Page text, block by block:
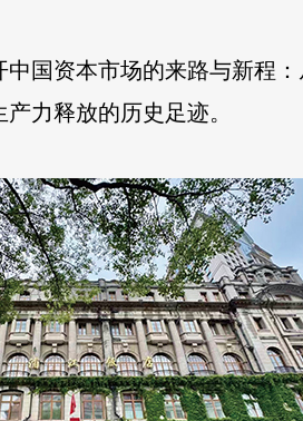
国资本市场的来路与新程
力释放的历史足迹。